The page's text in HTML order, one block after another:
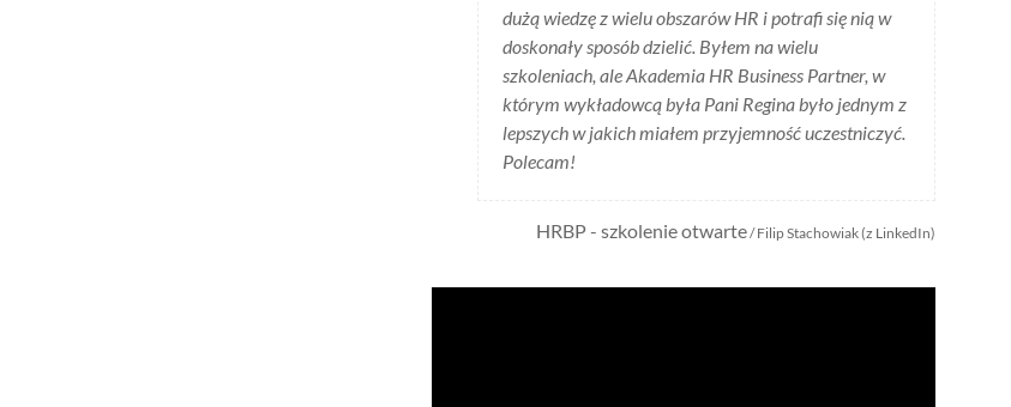
dużą wiedzę z wielu obszarów HR i potrafi się nią w
doskonały sposób dzielić. Byłem na wielu
szkoleniach, ale Akademia HR Business Partner, w
którym wykładowcą była Pani Regina było jednym z
lepszych w jakich miałem przyjemność uczestniczyć.
Polecam!
HRBP - szkolenie otwarte/ Filip Stachowiak (z LinkedIn)